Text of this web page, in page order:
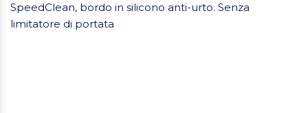
SpeedClean, bordo in silicono anti-urto. Senza
limitatore di portata